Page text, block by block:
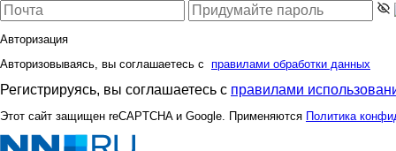
Авторизация
Авторизовываясь, вы соглашаетесь с правилами обработки данных
Регистрируясь, вы соглашаетесь с правилами
Этот сайт защищен reCAPTCHA и Google. Применяются Политика